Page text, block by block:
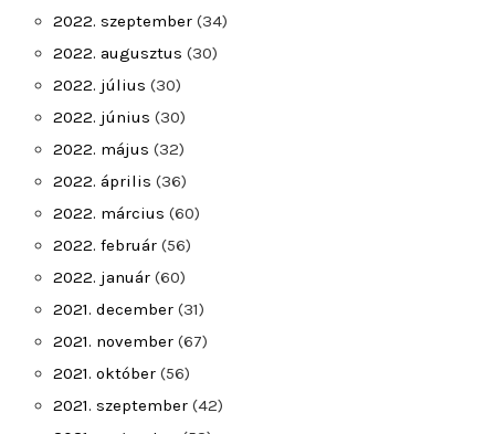
2022. szeptember (34)
2022. augusztus (30)
2022. július (30)
2022. június (30)
2022. május (32)
2022. április (36)
2022. március (60)
2022. február (56)
2022. január (60)
2021. december (31)
2021. november (67)
2021. október (56)
2021. szeptember (42)